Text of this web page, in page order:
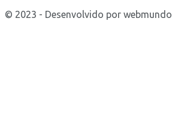
© 2023 - Desenvolvido por